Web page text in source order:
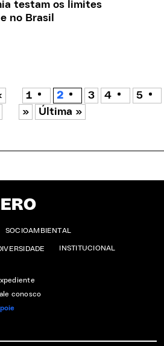
testam os limites
no Brasil
1 2 3 4
5
» Última »
SOCIOAMBIENTAL
INSTITUCIONAL
conosco